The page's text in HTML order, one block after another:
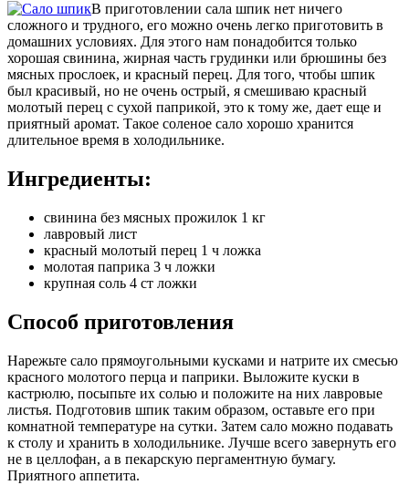
В приготовлении сала шпик нет ничего
сложного и трудного, его можно очень легко приготовить в
домашних условиях. Для этого нам понадобится только
хорошая свинина, жирная часть грудинки или брюшины без
мясных прослоек, и красный перец. Для того, чтобы шпик
был красивый, но не очень острый, я смешиваю красный
молотый перец с сухой паприкой, это к тому же, дает еще и
приятный аромат. Такое соленое сало хорошо хранится
длительное время в холодильнике.
Ингредиенты:
свинина без мясных прожилок 1 кг
лавровый лист
красный молотый перец 1 ч ложка
молотая паприка 3 ч ложки
крупная соль 4 ст ложки
Способ приготовления
Нарежьте сало прямоугольными кусками и натрите их смесью
красного молотого перца и паприки. Выложите куски в
кастрюлю, посыпьте их солью и положите на них лавровые
листья. Подготовив шпик таким образом, оставьте его при
комнатной температуре на сутки. Затем сало можно подавать
к столу и хранить в холодильнике. Лучше всего завернуть его
не в целлофан, а в пекарскую пергаментную бумагу.
Приятного аппетита.